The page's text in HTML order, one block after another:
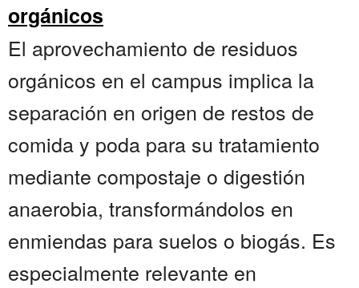
orgánicos
El aprovechamiento de residuos
orgánicos en el campus implica la
separación en origen de restos de
comida y poda para su tratamiento
mediante compostaje o digestión
anaerobia, transformándolos en
enmiendas para suelos o biogás. Es
especialmente relevante en